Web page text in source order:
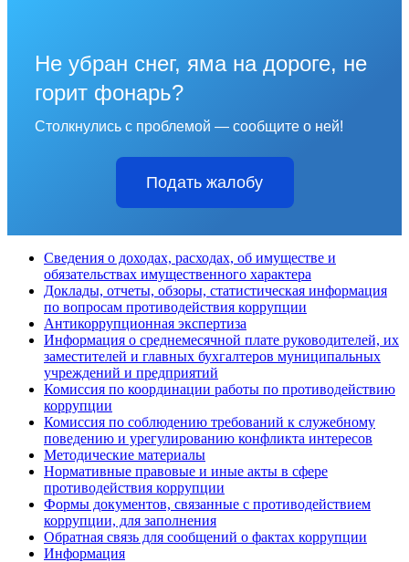
Не убран снег, яма на дороге, не
горит фонарь?
Столкнулись с проблемой — сообщите о ней!
Подать жалобу
Сведения о доходах, расходах, об имуществе и
обязательствах имущественного характера
Доклады, отчеты, обзоры, статистическая информация
по вопросам противодействия коррупции
Антикоррупционная экспертиза
Информация о среднемесячной плате руководителей, их
заместителей и главных бухгалтеров муниципальных
учреждений и предприятий
Комиссия по координации работы по противодействию
коррупции
Комиссия по соблюдению требований к служебному
поведению и урегулированию конфликта интересов
Методические материалы
Нормативные правовые и иные акты в сфере
противодействия коррупции
Формы документов, связанные с противодействием
коррупции, для заполнения
Обратная связь для сообщений о фактах коррупции
Информация